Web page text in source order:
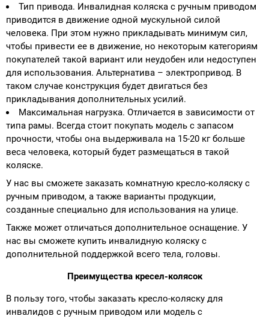
Тип привода. Инвалидная коляска с ручным приводом
приводится в движение одной мускульной силой
человека. При этом нужно прикладывать минимум сил,
чтобы привести ее в движение, но некоторым категориям
покупателей такой вариант или неудобен или недоступен
для использования. Альтернатива – электропривод. В
таком случае конструкция будет двигаться без
прикладывания дополнительных усилий.
Максимальная нагрузка. Отличается в зависимости от
типа рамы. Всегда стоит покупать модель с запасом
прочности, чтобы она выдерживала на 15-20 кг больше
веса человека, который будет размещаться в такой
коляске.
У нас вы сможете заказать комнатную кресло-коляску с
ручным приводом, а также варианты продукции,
созданные специально для использования на улице.
Также может отличаться дополнительное оснащение. У
нас вы сможете купить инвалидную коляску с
дополнительной поддержкой всего тела, головы.
Преимущества кресел-колясок
В пользу того, чтобы заказать кресло-коляску для
инвалидов с ручным приводом или модель с